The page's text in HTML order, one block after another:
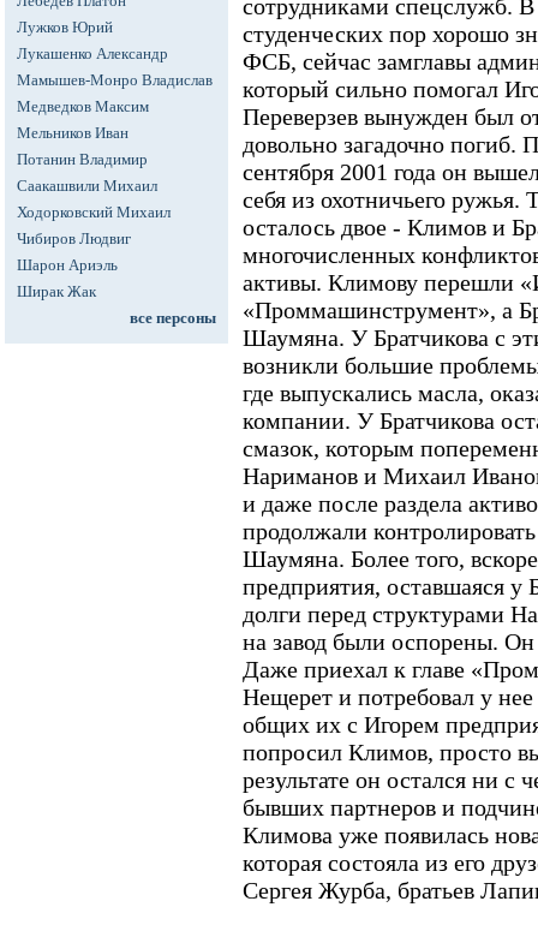
Лужков Юрий
Лукашенко Александр
Мамышев-Монро Владислав
Медведков Максим
Мельников Иван
Потанин Владимир
Саакашвили Михаил
Ходорковский Михаил
Чибиров Людвиг
Шарон Ариэль
Ширак Жак
все персоны
сотрудниками спецслужб.
студенческих пор хорошо
ФСБ, сейчас замглавы
который сильно помогал
Переверзев вынужден был
довольно загадочно погиб.
сентября 2001 года он
себя из охотничьего
осталось двое - Климов и
многочисленных
активы. Климову перешли
«Проммашинструмент», а
Шаумяна. У Братчикова с
возникли большие
где выпускались масла,
компании. У Братчикова
смазок, которым
Нариманов и Михаил
и даже после раздела
продолжали
Шаумяна. Более того,
предприятия, оставшаяся у
долги перед структурами
на завод были оспорены. Он
Даже приехал к главе
Нещерет и потребовал у
общих их с Игорем
попросил Климов, просто
результате он остался ни с
бывших партнеров и
Климова уже появилась
которая состояла из его
Сергея Журба, братьев